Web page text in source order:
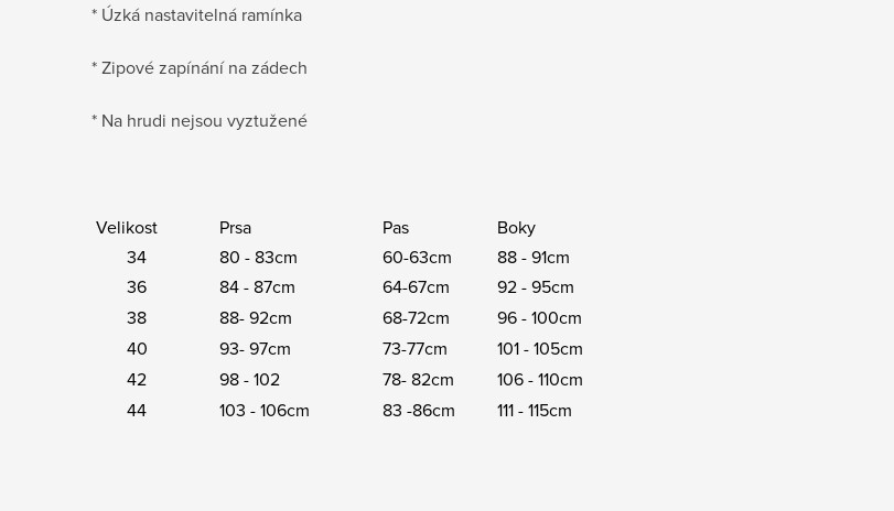
* Úzká nastavitelná ramínka
* Zipové zapínání na zádech
* Na hrudi nejsou vyztužené
Velikost Prsa Pas
Boky
34
80 - 83cm 60-63cm
88 - 91cm
36
84 - 87cm 64-67cm
92 - 95cm
38
88- 92cm 68-72cm
96 - 100cm
40
93- 97cm 73-77cm
101 - 105cm
42
98 - 102 78- 82cm
106 - 110cm
44
103 - 106cm 83 -86cm 111 - 115cm